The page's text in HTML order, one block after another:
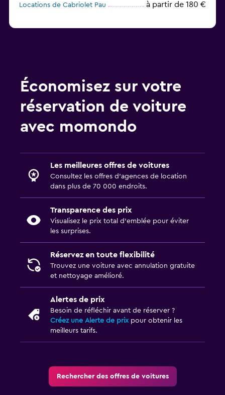
Locations de Cabriolet Pau
à partir de 180 €
Économisez sur votre
réservation de voiture
avec momondo
Les meilleures offres de voitures
Consultez les offres d’agences de location
dans plus de 70 000 endroits.
Transparence des prix
Visualisez le prix total d’emblée pour éviter
les surprises.
Réservez en toute flexibilité
Trouvez une voiture avec annulation gratuite
et nettoyage amélioré.
Alertes de prix
Besoin de réfléchir avant de réserver ?
Créez une Alerte de prixpour obtenir les
meilleurs tarifs.
Rechercher des offres de voitures